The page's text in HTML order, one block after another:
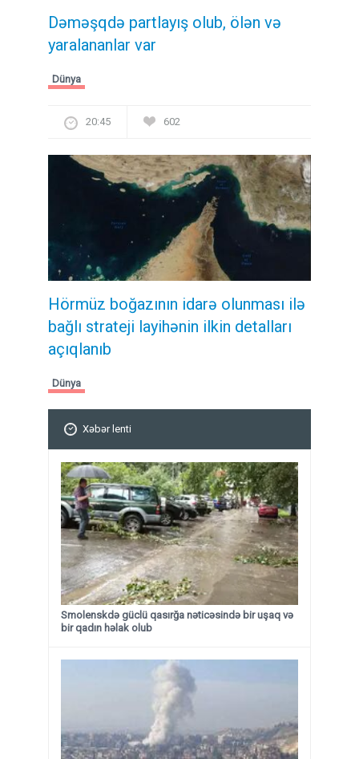
Dəməşqdə partlayış olub, ölən və
yaralananlar var
Dünya
20:45 602
Hörmüz boğazının idarə olunması ilə
bağlı strateji layihənin ilkin detalları
açıqlanıb
Dünya
Xəbər lenti
Smolenskdə güclü qasırğa nəticəsində bir uşaq və
bir qadın həlak olub